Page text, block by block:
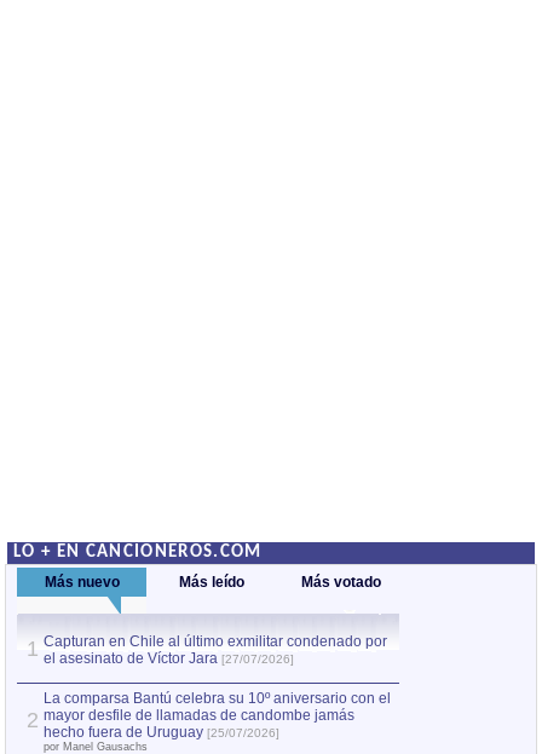
LO + EN CANCIONEROS.COM
Más nuevo Más leído Más votado
1 Capturan en Chile al último exmilitar condenado por
el asesinato de Víctor Jara [27/07/2026]
2
La comparsa Bantú celebra su 10º aniversario con el
mayor desfile de llamadas de candombe jamás
hecho fuera de Uruguay [25/07/2026]
por Manel Gausachs